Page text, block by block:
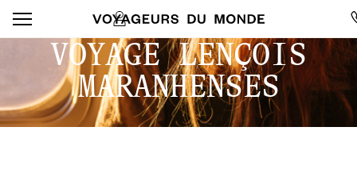
VOYAGE LENÇOIS
MARANHENSES